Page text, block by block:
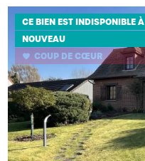
CE BIEN EST INDISPONIBLE
NOUVEAU
favorite COUP DE CŒUR